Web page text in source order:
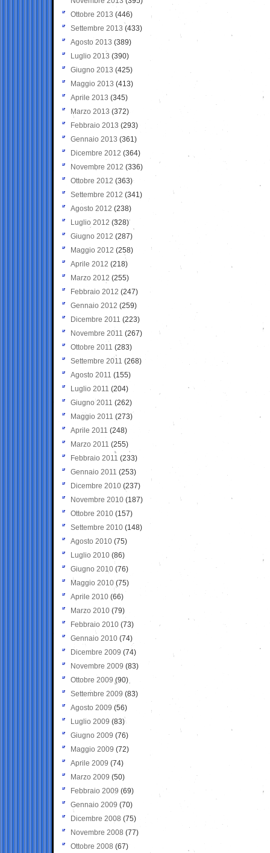
Ottobre 2013 (446)
Settembre 2013 (433)
Agosto 2013 (389)
Luglio 2013 (390)
Giugno 2013 (425)
Maggio 2013 (413)
Aprile 2013 (345)
Marzo 2013 (372)
Febbraio 2013 (293)
Gennaio 2013 (361)
Dicembre 2012 (364)
Novembre 2012 (336)
Ottobre 2012 (363)
Settembre 2012 (341)
Agosto 2012 (238)
Luglio 2012 (328)
Giugno 2012 (287)
Maggio 2012 (258)
Aprile 2012 (218)
Marzo 2012 (255)
Febbraio 2012 (247)
Gennaio 2012 (259)
Dicembre 2011 (223)
Novembre 2011 (267)
Ottobre 2011 (283)
Settembre 2011 (268)
Agosto 2011 (155)
Luglio 2011 (204)
Giugno 2011 (262)
Maggio 2011 (273)
Aprile 2011 (248)
Marzo 2011 (255)
Febbraio 2011 (233)
Gennaio 2011 (253)
Dicembre 2010 (237)
Novembre 2010 (187)
Ottobre 2010 (157)
Settembre 2010 (148)
Agosto 2010 (75)
Luglio 2010 (86)
Giugno 2010 (76)
Maggio 2010 (75)
Aprile 2010 (66)
Marzo 2010 (79)
Febbraio 2010 (73)
Gennaio 2010 (74)
Dicembre 2009 (74)
Novembre 2009 (83)
Ottobre 2009 (90)
Settembre 2009 (83)
Agosto 2009 (56)
Luglio 2009 (83)
Giugno 2009 (76)
Maggio 2009 (72)
Aprile 2009 (74)
Marzo 2009 (50)
Febbraio 2009 (69)
Gennaio 2009 (70)
Dicembre 2008 (75)
Novembre 2008 (77)
Ottobre 2008 (67)